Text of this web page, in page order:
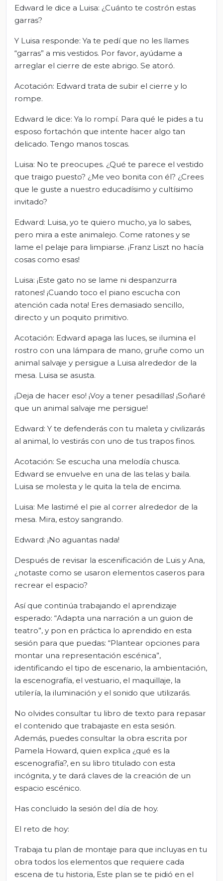
Edward le dice a Luisa: ¿Cuánto te costrón estas
garras?
Y Luisa responde: Ya te pedí que no les llames
“garras” a mis vestidos. Por favor, ayúdame a
arreglar el cierre de este abrigo. Se atoró.
Acotación: Edward trata de subir el cierre y lo
rompe.
Edward le dice: Ya lo rompí. Para qué le pides a tu
esposo fortachón que intente hacer algo tan
delicado. Tengo manos toscas.
Luisa: No te preocupes. ¿Qué te parece el vestido
que traigo puesto? ¿Me veo bonita con él? ¿Crees
que le guste a nuestro educadísimo y cultísimo
invitado?
Edward: Luisa, yo te quiero mucho, ya lo sabes,
pero mira a este animalejo. Come ratones y se
lame el pelaje para limpiarse. ¡Franz Liszt no hacía
cosas como esas!
Luisa: ¡Este gato no se lame ni despanzurra
ratones! ¡Cuando toco el piano escucha con
atención cada nota! Eres demasiado sencillo,
directo y un poquito primitivo.
Acotación: Edward apaga las luces, se ilumina el
rostro con una lámpara de mano, gruñe como un
animal salvaje y persigue a Luisa alrededor de la
mesa. Luisa se asusta.
¡Deja de hacer eso! ¡Voy a tener pesadillas! ¡Soñaré
que un animal salvaje me persigue!
Edward: Y te defenderás con tu maleta y civilizarás
al animal, lo vestirás con uno de tus trapos finos.
Acotación: Se escucha una melodía chusca.
Edward se envuelve en una de las telas y baila.
Luisa se molesta y le quita la tela de encima.
Luisa: Me lastimé el pie al correr alrededor de la
mesa. Mira, estoy sangrando.
Edward: ¡No aguantas nada!
Después de revisar la escenificación de Luis y Ana,
¿notaste como se usaron elementos caseros para
recrear el espacio?
Así que continúa trabajando el aprendizaje
esperado: “Adapta una narración a un guion de
teatro”, y pon en práctica lo aprendido en esta
sesión para que puedas: “Plantear opciones para
montar una representación escénica”,
identificando el tipo de escenario, la ambientación,
la escenografía, el vestuario, el maquillaje, la
utilería, la iluminación y el sonido que utilizarás.
No olvides consultar tu libro de texto para repasar
el contenido que trabajaste en esta sesión.
Además, puedes consultar la obra escrita por
Pamela Howard, quien explica ¿qué es la
escenografía?, en su libro titulado con esta
incógnita, y te dará claves de la creación de un
espacio escénico.
Has concluido la sesión del día de hoy.
El reto de hoy:
Trabaja tu plan de montaje para que incluyas en tu
obra todos los elementos que requiere cada
escena de tu historia, Este plan se te pidió en el